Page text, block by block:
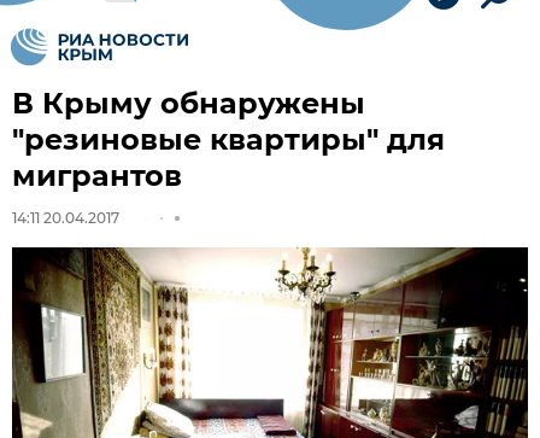
В Крыму обнаружены
"резиновые квартиры" для
мигрантов
14:11 20.04.2017